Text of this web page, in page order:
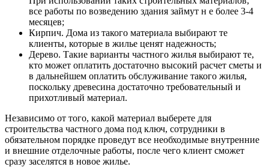
все работы по возведению здания займут н е более 3-4
месяцев;
Кирпич. Дома из такого материала выбирают те
клиенты, которые в жилье ценят надежность;
Дерево. Такие варианты частного жилья выбирают те,
кто может оплатить достаточно высокий расчет сметы и
в дальнейшем оплатить обслуживание такого жилья,
поскольку древесина достаточно требовательный и
прихотливый материал.
Независимо от того, какой материал выберете для
строительства частного дома под ключ, сотрудники в
обязательном порядке проведут все необходимые внутренние
и внешние отделочные работы, после чего клиент сможет
сразу заселятся в новое жилье.